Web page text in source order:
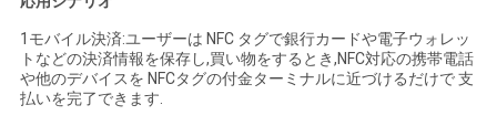
ー
1モバイル決済:ユーザーは NFC タグで銀行カードや電子ウォレッ
トなどの決済情報を保存し,買い物をするとき,NFC対応の携帯電話
や他のデバイスを NFCタグの付金ターミナルに近づけるだけで 支
払いを完了できます.